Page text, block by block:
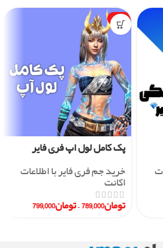
-1%
پک کامل لول اپ فری فایر
خرید جم فری فایر با اطلاعات
اکانت
تومان789,000
–تومان799,000